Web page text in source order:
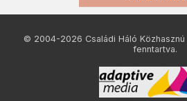
© 2004-2026 Családi Háló
fenntartva.